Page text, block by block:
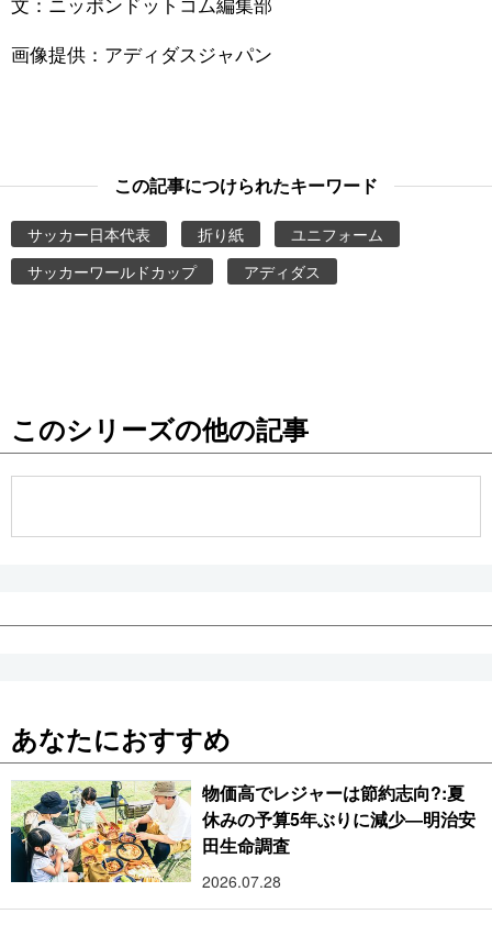
画像提供：アディダスジャパン
この記事につけられたキーワード
サッカー日本代表 折り紙
ユニフォーム
サッカーワールドカップ
アディダス
このシリーズの他の記事
あなたにおすすめ
物価高でレジャーは節約志向?:夏
休みの予算5年ぶりに減少―明治安
田生命調査
2026.07.28